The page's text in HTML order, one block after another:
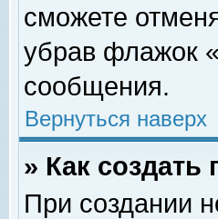
сможете
убрав флажок
сообщения.
Вернуться наверх
» Как создать
При создании